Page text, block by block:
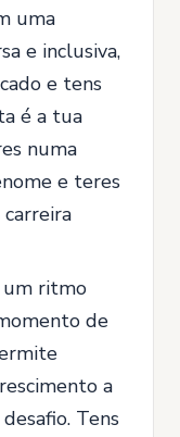
uma
e inclusiva,
e tens
é a tua
numa
e teres
um ritmo
de
a
Tens